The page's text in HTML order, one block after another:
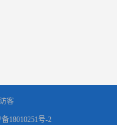
客
18010251号-2